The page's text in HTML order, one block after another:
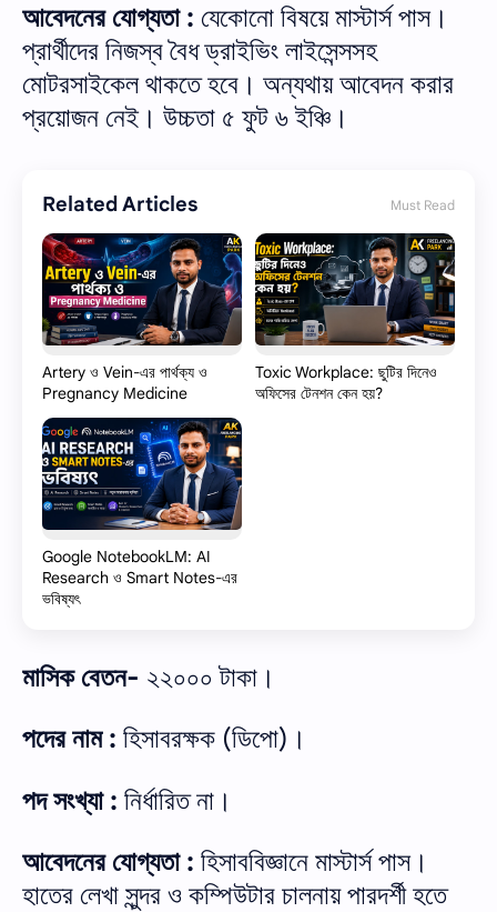
আবেদনের যোগ্যতা : যেকোনো বিষয়ে মাস্টার্স পাস।
প্রার্থীদের নিজস্ব বৈধ ড্রাইভিং লাইসেন্সসহ
মোটরসাইকেল থাকতে হবে। অন্যথায় আবেদন করার
প্রয়োজন নেই। উচ্চতা ৫ ফুট ৬ ইঞ্চি।
Related Articles Must Read
Artery ও Vein-এর পার্থক্য ও
Pregnancy Medicine
Toxic Workplace: ছুটির দিনেও
অফিসের টেনশন কেন হয়?
Google NotebookLM: AI
Research ও Smart Notes-এর
ভবিষ্যৎ
মাসিক বেতন- ২২০০০ টাকা।
পদের নাম : হিসাবরক্ষক (ডিপো)।
পদ সংখ্যা : নির্ধারিত না।
আবেদনের যোগ্যতা : হিসাববিজ্ঞানে মাস্টার্স পাস।
হাতের লেখা সুন্দর ও কম্পিউটার চালনায় পারদর্শী হতে